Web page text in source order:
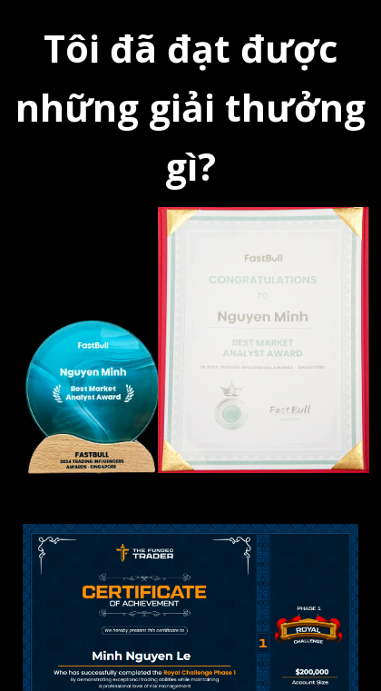
Tôi đã đạt được
những giải thưởng
gì?